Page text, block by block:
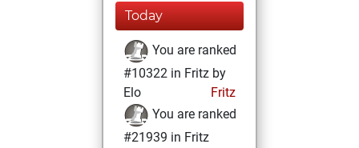
Today
You are ranked
#10322 in Fritz by
Elo
Fritz
You are ranked
#21939 in Fritz